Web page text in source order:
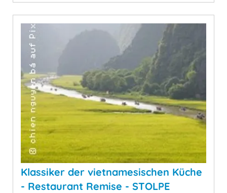
Klassiker der vietnamesischen Küche
- Restaurant Remise - STOLPE